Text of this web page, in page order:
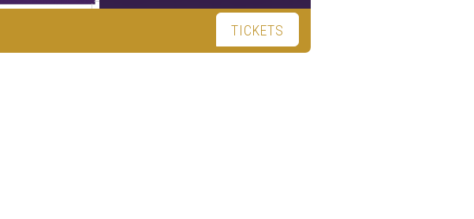
TICKETS